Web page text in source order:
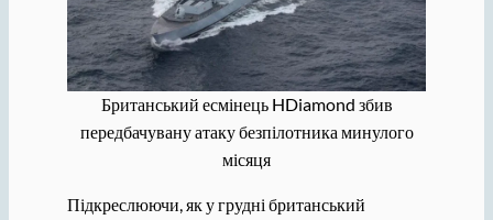
Британський есмінець HDiamond збив
передбачувану атаку безпілотника минулого
місяця
Підкреслюючи, як у грудні британський